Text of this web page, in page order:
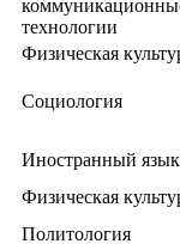
технологии
Физическая
Социология
Иностранный
Физическая
Политология